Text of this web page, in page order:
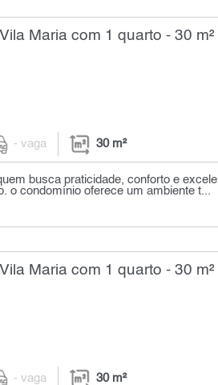
Maria com 1 quarto - 30 m²
- vaga 30 m²
busca praticidade, conforto e
o condomínio oferece um ambiente t...
Maria com 1 quarto - 30 m²
- vaga 30 m²